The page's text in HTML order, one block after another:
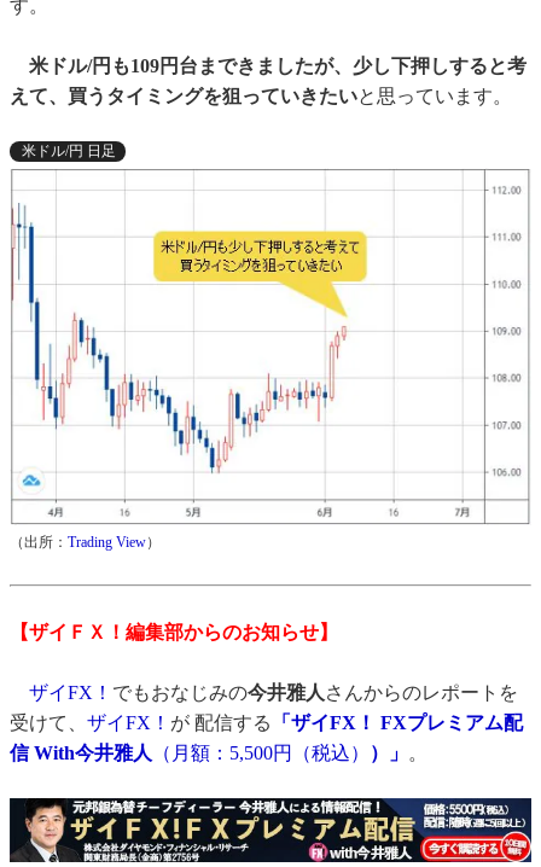
す。
米ドル/円も109円台まできましたが、少し下押しすると考
えて、買うタイミングを狙っていきたいと思っています。
米ドル/円 日足
（出所： Trading View）
【ザイＦＸ！編集部からのお知らせ】
ザイFX！ でもおなじみの今井雅人 さんからのレポートを
受けて、 ザイFX！ が 配信する
「ザイFX！ FXプレミアム配
信 With今井雅人
（月額：5,500円（税込） ）」 。